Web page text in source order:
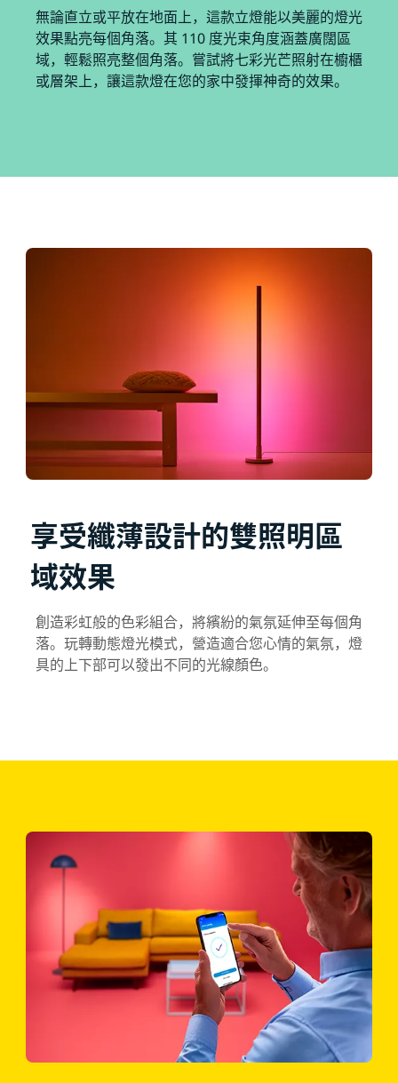
無論直立或平放在地面上，這款立燈能以美麗的燈光
效果點亮每個角落。其 110 度光束角度涵蓋廣闊區
域，輕鬆照亮整個角落。嘗試將七彩光芒照射在櫥櫃
或層架上，讓這款燈在您的家中發揮神奇的效果。
享受纖薄設計的雙照明區
域效果
創造彩虹般的色彩組合，將繽紛的氣氛延伸至每個角
落。玩轉動態燈光模式，營造適合您心情的氣氛，燈
具的上下部可以發出不同的光線顏色。